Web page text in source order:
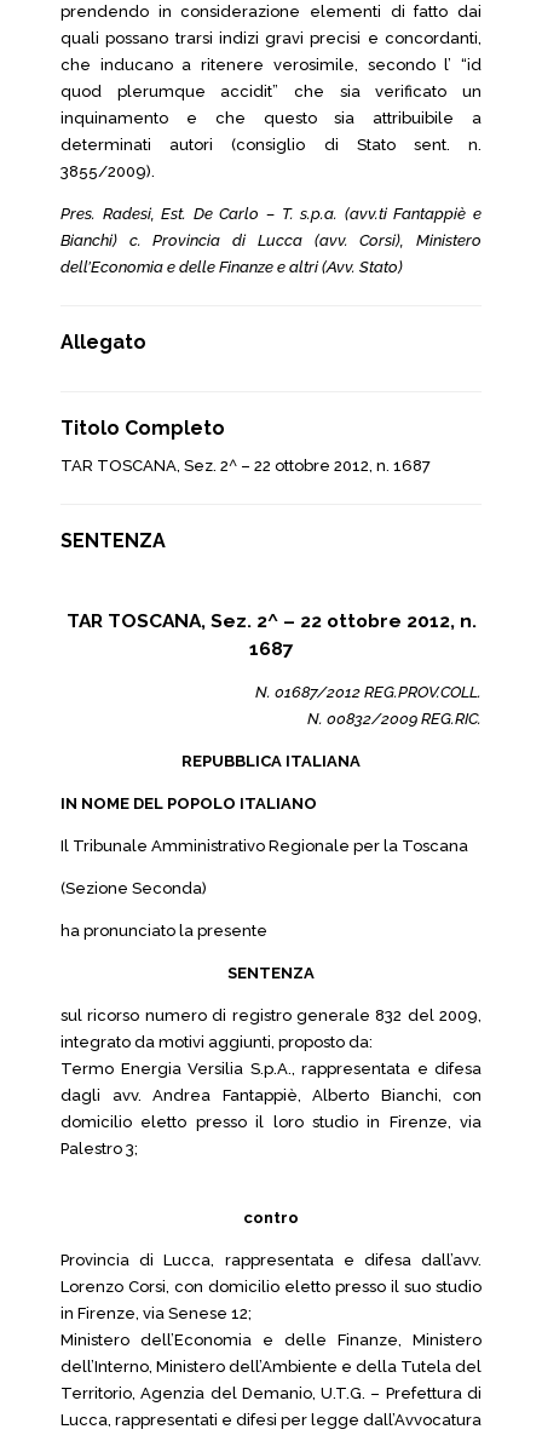
prendendo in considerazione elementi di fatto dai
quali possano trarsi indizi gravi precisi e concordanti,
che inducano a ritenere verosimile, secondo l’ “id
quod plerumque accidit” che sia verificato un
inquinamento e che questo sia attribuibile a
determinati autori (consiglio di Stato sent. n.
3855/2009).
Pres. Radesi, Est. De Carlo – T. s.p.a. (avv.ti Fantappiè e
Bianchi) c. Provincia di Lucca (avv. Corsi), Ministero
dell’Economia e delle Finanze e altri (Avv. Stato)
Allegato
Titolo Completo
TAR TOSCANA, Sez. 2^ – 22 ottobre 2012, n. 1687
SENTENZA
TAR TOSCANA, Sez. 2^ – 22 ottobre 2012, n.
1687
N. 01687/2012 REG.PROV.COLL.
N. 00832/2009 REG.RIC.
REPUBBLICA ITALIANA
IN NOME DEL POPOLO ITALIANO
Il Tribunale Amministrativo Regionale per la Toscana
(Sezione Seconda)
ha pronunciato la presente
SENTENZA
sul ricorso numero di registro generale 832 del 2009,
integrato da motivi aggiunti, proposto da:
Termo Energia Versilia S.p.A., rappresentata e difesa
dagli avv. Andrea Fantappiè, Alberto Bianchi, con
domicilio eletto presso il loro studio in Firenze, via
Palestro 3;
contro
Provincia di Lucca, rappresentata e difesa dall’avv.
Lorenzo Corsi, con domicilio eletto presso il suo studio
in Firenze, via Senese 12;
Ministero dell’Economia e delle Finanze, Ministero
dell’Interno, Ministero dell’Ambiente e della Tutela del
Territorio, Agenzia del Demanio, U.T.G. – Prefettura di
Lucca, rappresentati e difesi per legge dall’Avvocatura